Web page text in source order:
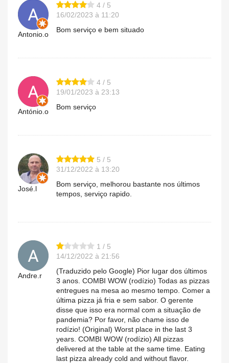
Antonio.o
4 / 5
16/02/2023 à 11:20
Bom serviço e bem situado
António.o
4 / 5
19/01/2023 à 23:13
Bom serviço
José.l
5 / 5
31/12/2022 à 13:20
Bom serviço, melhorou bastante nos últimos
tempos, serviço rapido.
Andre.r
1 / 5
14/12/2022 à 21:56
(Traduzido pelo Google) Pior lugar dos últimos
3 anos. COMBI WOW (rodízio) Todas as pizzas
entregues na mesa ao mesmo tempo. Comer a
última pizza já fria e sem sabor. O gerente
disse que isso era normal com a situação de
pandemia? Por favor, não chame isso de
rodízio! (Original) Worst place in the last 3
years. COMBI WOW (rodízio) All pizzas
delivered at the table at the same time. Eating
last pizza already cold and without flavor.